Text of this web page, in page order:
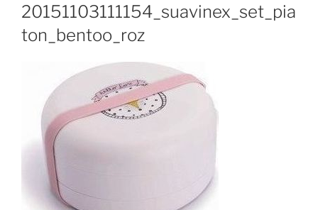
20151103111154_suavinex_set_pia
ton_bentoo_roz